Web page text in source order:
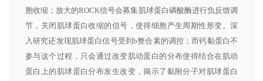
胞收缩；放大的ROCK信号会募集肌球蛋白磷酸酶进行负反馈调
节，关闭肌球蛋白收缩的信号，使得细胞产生周期性形变。深
入研究还发现肌球蛋白信号受到b整合素的调控；而钙黏蛋白不
参与这个过程，只会通过改变肌动蛋白的分布使得结合在肌动
蛋白上的肌球蛋白分布发生改变，揭示了黏附分子对肌球蛋白